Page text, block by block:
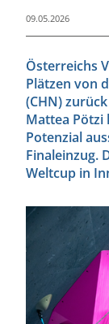
09.05.2026
Österreichs
Plätzen von
(CHN)
Mattea Pötzi
Potenzial
Finaleinzug.
Weltcup in